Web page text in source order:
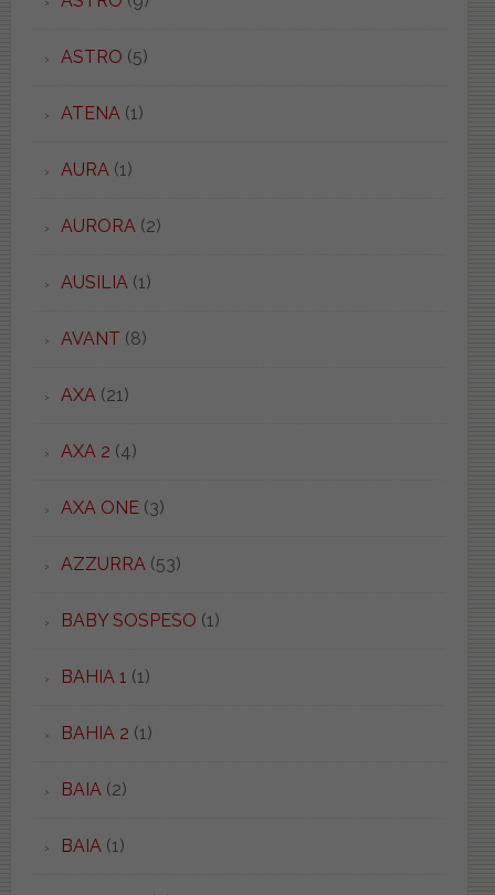
ASTRO (5)
ATENA(1)
AURA(1)
AURORA(2)
AUSILIA(1)
AVANT (8)
AXA(21)
AXA 2 (4)
AXA ONE(3)
AZZURRA(53)
BABY SOSPESO (1)
BAHIA 1 (1)
BAHIA 2 (1)
BAIA(2)
BAIA(1)